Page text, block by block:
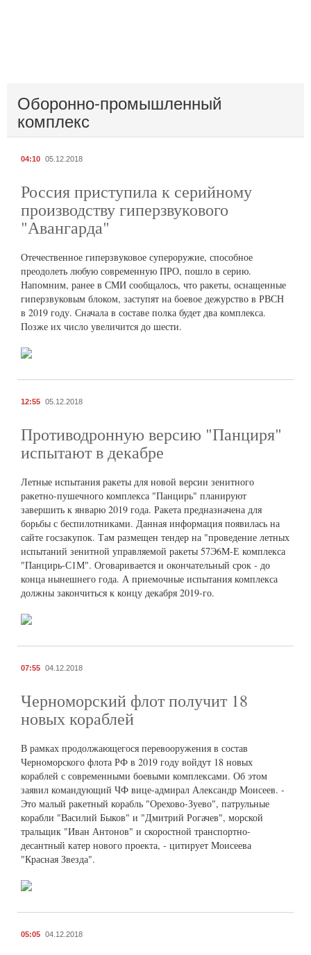
Оборонно-промышленный
комплекс
04:10 05.12.2018
Россия приступила к серийному
производству гиперзвукового
"Авангарда"
Отечественное гиперзвуковое супероружие, способное
преодолеть любую современную ПРО, пошло в серию.
Напомним, ранее в СМИ сообщалось, что ракеты, оснащенные
гиперзвуковым блоком, заступят на боевое дежурство в РВСН
в 2019 году. Сначала в составе полка будет два комплекса.
Позже их число увеличится до шести.
12:55 05.12.2018
Противодронную версию "Панциря"
испытают в декабре
Летные испытания ракеты для новой версии зенитного
ракетно-пушечного комплекса "Панцирь" планируют
завершить к январю 2019 года. Ракета предназначена для
борьбы с беспилотниками. Данная информация появилась на
сайте госзакупок. Там размещен тендер на "проведение летных
испытаний зенитной управляемой ракеты 57Э6М-Е комплекса
"Панцирь-С1М". Оговаривается и окончательный срок - до
конца нынешнего года. А приемочные испытания комплекса
должны закончиться к концу декабря 2019-го.
07:55 04.12.2018
Черноморский флот получит 18
новых кораблей
В рамках продолжающегося перевооружения в состав
Черноморского флота РФ в 2019 году войдут 18 новых
кораблей с современными боевыми комплексами. Об этом
заявил командующий ЧФ вице-адмирал Александр Моисеев. -
Это малый ракетный корабль "Орехово-Зуево", патрульные
корабли "Василий Быков" и "Дмитрий Рогачев", морской
тральщик "Иван Антонов" и скоростной транспортно-
десантный катер нового проекта, - цитирует Моисеева
"Красная Звезда".
05:05 04.12.2018